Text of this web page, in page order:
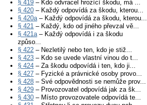
§ 419 – Kdo odvracel hrozící škodu, má ...
§ 420 – Každý odpovídá za škodu, kterou...
§ 420a– Každý odpovídá za škodu, kterou...
§ 421 – Každý, kdo od jiného převzal vě...
§ 421a– Každý odpovídá i za škodu
způso...
§ 422 – Nezletilý nebo ten, kdo je stiž...
§ 423 – Kdo se uvede vlastní vinou do t...
§ 424 – Za škodu odpovídá i ten, kdo ji...
§ 427 – Fyzické a právnické osoby provo...
§ 428 – Své odpovědnosti se nemůže prov...
§ 429 – Provozovatel odpovídá jak za šk...
§ 430 – Místo provozovatele odpovídá te...